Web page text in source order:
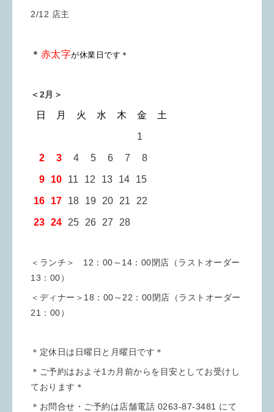
2/12 店主
＊ 赤太字が休業日です＊
＜2月＞
日 月 火 水 木 金 土
1
2 3 4 5 6 7 8
9 10 11 12 13 14 15
16 17 18 19 20 21 22
23 24 25 26 27 28
＜ランチ＞ 12：00～14：00閉店（ラストオーダー
13：00）
＜ディナー＞18：00～22：00閉店（ラストオーダー
21：00）
＊定休日は日曜日と月曜日です＊
＊ご予約はおよそ1カ月前からを目安としてお受けし
ております＊
＊お問合せ・ご予約は店舗電話 0263-87-3481 にて